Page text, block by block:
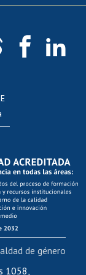
1058,
de género